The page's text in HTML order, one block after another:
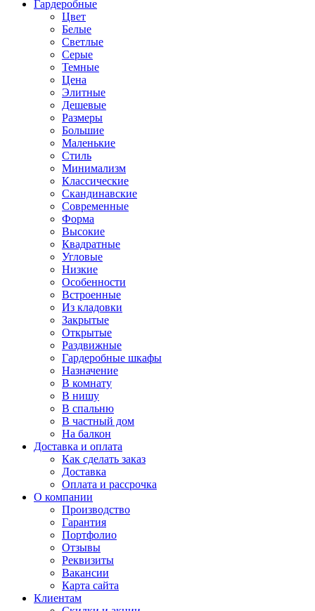
Гардеробные
Цвет
Белые
Светлые
Серые
Темные
Цена
Элитные
Дешевые
Размеры
Большие
Маленькие
Стиль
Минимализм
Классические
Скандинавские
Современные
Форма
Высокие
Квадратные
Угловые
Низкие
Особенности
Встроенные
Из кладовки
Закрытые
Открытые
Раздвижные
Гардеробные шкафы
Назначение
В комнату
В нишу
В спальню
В частный дом
На балкон
Доставка и оплата
Как сделать заказ
Доставка
Оплата и рассрочка
О компании
Производство
Гарантия
Портфолио
Отзывы
Реквизиты
Вакансии
Карта сайта
Клиентам